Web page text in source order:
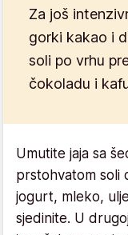
Za još
gorki kakao i
soli po vrhu
čokoladu i
Umutite jaja sa
prstohvatom soli
jogurt, mleko,
sjedinite. U